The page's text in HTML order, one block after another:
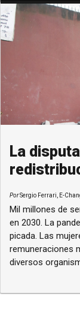
La
PorSergio Ferrari, E-
Mil millones de
en 2030. La
picada. Las
remuneraciones
diversos